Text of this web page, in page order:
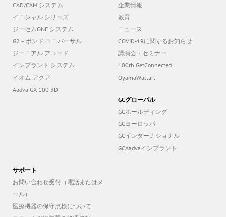
CAD/CAM システム
イニシャル シリーズ
ジーセムONE システム
G2－ボンド ユニバーサル
ジーニアル アコード
インプラント システム
イオム アクア
Aadva GX-100 3D
企業情報
教育
ニュース
COVID-19に関するお知らせ
講演会・セミナー
100th GetConnected
OyamaWallart
GCグローバル
GCホールディング
GCヨーロッパ
GCインターナショナル
GCAadvaインプラント
サポート
お問い合わせ受付（電話またはメ
ール）
医療機器の保守点検について